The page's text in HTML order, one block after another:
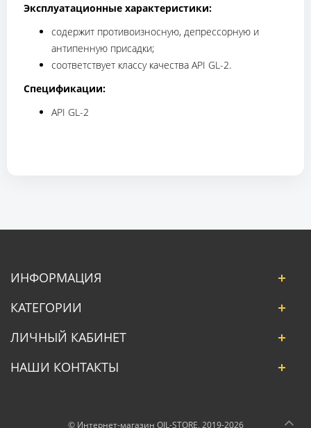
Эксплуатационные характеристики:
содержит противоизносную, депрессорную и
антипенную присадки;
соответствует классу качества API GL-2.
Спецификации:
API GL-2
ИНФОРМАЦИЯ
КАТЕГОРИИ
ЛИЧНЫЙ КАБИНЕТ
НАШИ КОНТАКТЫ
© Интернет-магазин OIL-STORE, 2019-2026